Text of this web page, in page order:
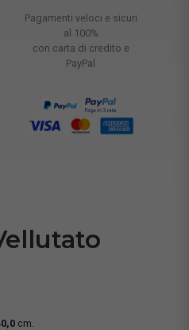
Pagamenti veloci e sicuri
al 100%
con carta di credito e
PayPal
cm.